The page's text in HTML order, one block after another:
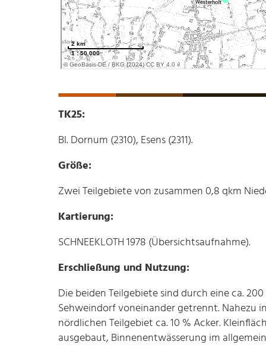
TK25:
Bl. Dornum (2310), Esens (2311).
Größe:
Zwei Teilgebiete von zusammen 0,8 qkm
Kartierung:
SCHNEEKLOTH 1978 (Übersichtsaufnahme).
Erschließung und Nutzung:
Die beiden Teilgebiete sind durch eine ca.
Sehweindorf voneinander getrennt. Nahezu
nördlichen Teilgebiet ca. 10 % Acker.
ausgebaut, Binnenentwässerung im